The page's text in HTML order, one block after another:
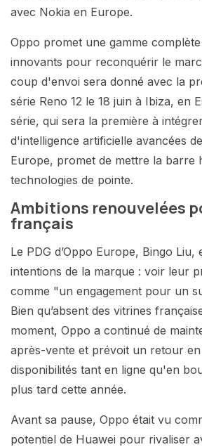
avec Nokia en Europe.
Oppo promet une gamme
innovants pour reconquérir le
coup d'envoi sera donné avec la
série Reno 12 le 18 juin à Ibiza, en
série, qui sera la première à
d'intelligence artificielle avancées
Europe, promet de mettre la barre
technologies de pointe.
Ambitions renouvelées
français
Le PDG d’Oppo Europe, Bingo Liu,
intentions de la marque : voir leur
comme "un engagement pour un
Bien qu’absent des vitrines
moment, Oppo a continué de
après-vente et prévoit un retour
disponibilités tant en ligne qu'en
plus tard cette année.
Avant sa pause, Oppo était vu
potentiel de Huawei pour rivaliser